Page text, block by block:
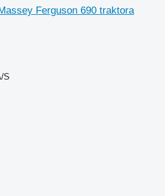
Ferguson 690 traktora
S